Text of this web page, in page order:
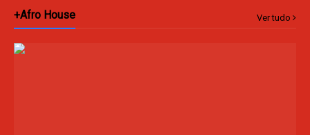
+Afro House Ver tudo